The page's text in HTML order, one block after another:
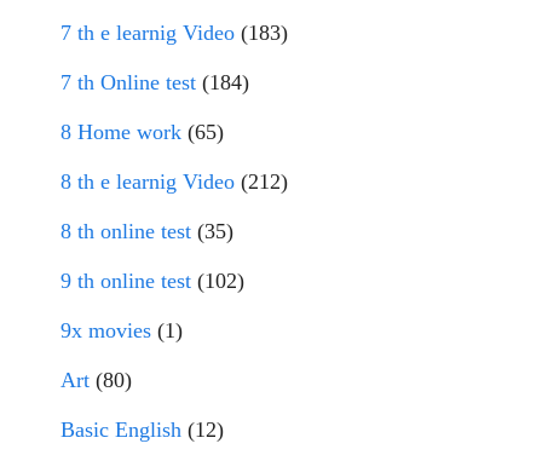
7 th e learnig Video (183)
7 th Online test (184)
8 Home work (65)
8 th e learnig Video (212)
8 th online test (35)
9 th online test (102)
9x movies (1)
Art (80)
Basic English (12)